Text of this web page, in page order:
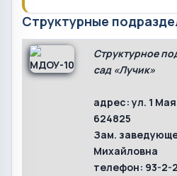
Структурные
Структурное
сад «Лучик»
адрес: ул. 1
624825
Зам.
Михайловна
телефон: 93-2-